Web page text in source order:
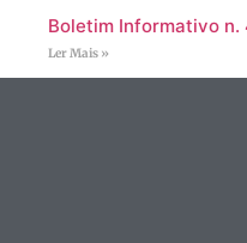
Boletim Informativo n.
Ler Mais »